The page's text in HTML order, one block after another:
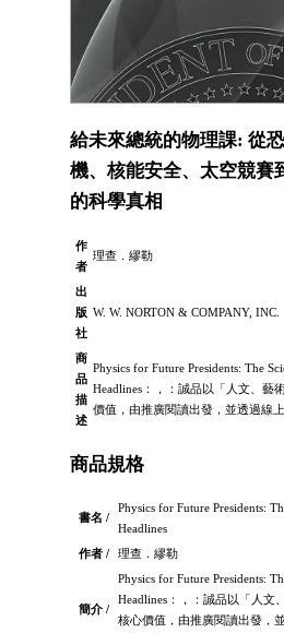
給未來總統的物理課: 從
機、核能安全、太空競賽
的科學真相
作
者
理查．繆勒
出
版
社
W. W. NORTON & COMPANY, INC.
商
品
描
述
Physics for Future Presidents: The
Headlines：，：誠品以「人文、藝
價值，由推廣閱讀出發，並透過線
商品規格
書名 /
Physics for Future Presidents:
Headlines
作者 /
理查．繆勒
簡介 /
Physics for Future Presidents:
Headlines：，：誠品以「人文
核心價值，由推廣閱讀出發，